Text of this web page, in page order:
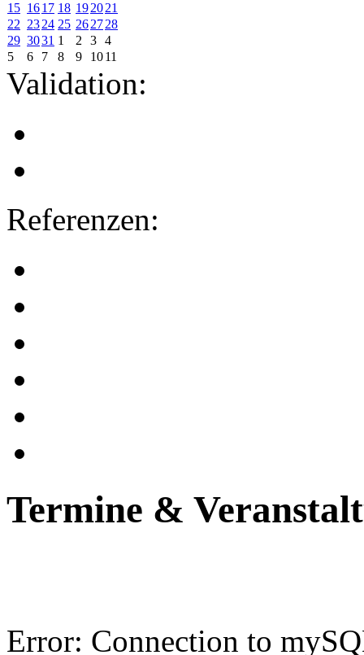
15 1617 18 192021
22 2324 25 262728
29 3031 1 2 3 4
5
6 7 8 9 1011
Validation:
Referenzen:
Termine &
Error: Connection to